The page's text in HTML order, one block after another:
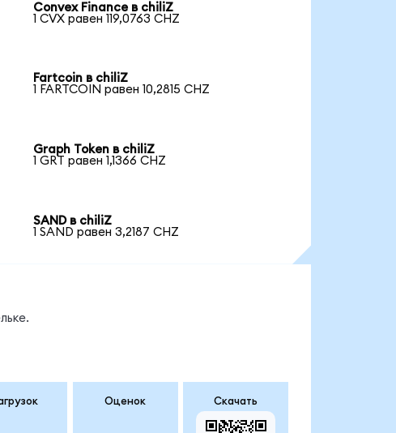
Convex Finance в chiliZ
1 CVX равен 119,0763 CHZ
Fartcoin в chiliZ
1 FARTCOIN равен 10,2815 CHZ
Graph Token в chiliZ
1 GRT равен 1,1366 CHZ
SAND в chiliZ
1 SAND равен 3,2187 CHZ
Оценок Скачать